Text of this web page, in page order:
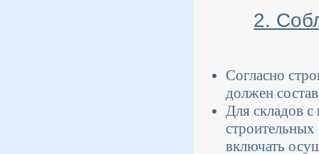
2.
Согласно
должен
Для складов
включать